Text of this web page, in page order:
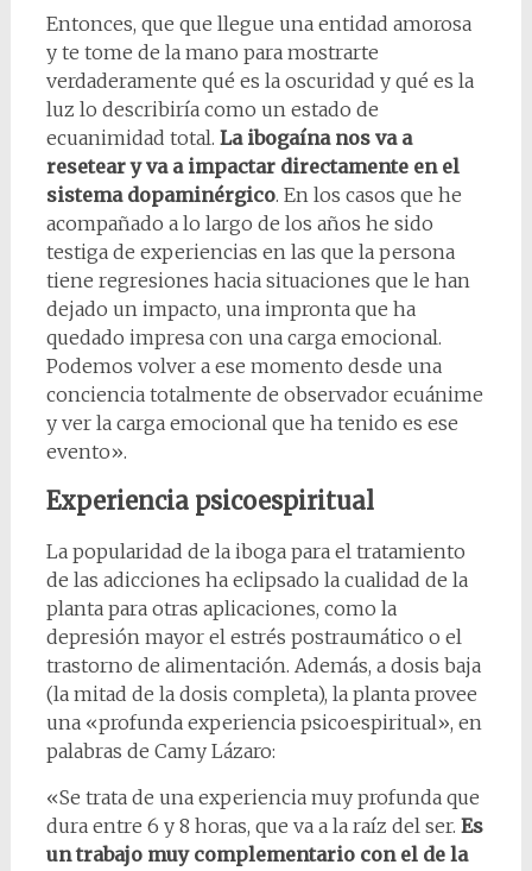
Entonces, que que llegue una entidad amorosa
y te tome de la mano para mostrarte
verdaderamente qué es la oscuridad y qué es la
luz lo describiría como un estado de
ecuanimidad total. La ibogaína nos va a
resetear y va a impactar directamente en el
sistema dopaminérgico. En los casos que he
acompañado a lo largo de los años he sido
testiga de experiencias en las que la persona
tiene regresiones hacia situaciones que le han
dejado un impacto, una impronta que ha
quedado impresa con una carga emocional.
Podemos volver a ese momento desde una
conciencia totalmente de observador ecuánime
y ver la carga emocional que ha tenido es ese
evento».
Experiencia psicoespiritual
La popularidad de la iboga para el tratamiento
de las adicciones ha eclipsado la cualidad de la
planta para otras aplicaciones, como la
depresión mayor el estrés postraumático o el
trastorno de alimentación. Además, a dosis baja
(la mitad de la dosis completa), la planta provee
una «profunda experiencia psicoespiritual», en
palabras de Camy Lázaro:
«Se trata de una experiencia muy profunda que
dura entre 6 y 8 horas, que va a la raíz del ser. Es
un trabajo muy complementario con el de la